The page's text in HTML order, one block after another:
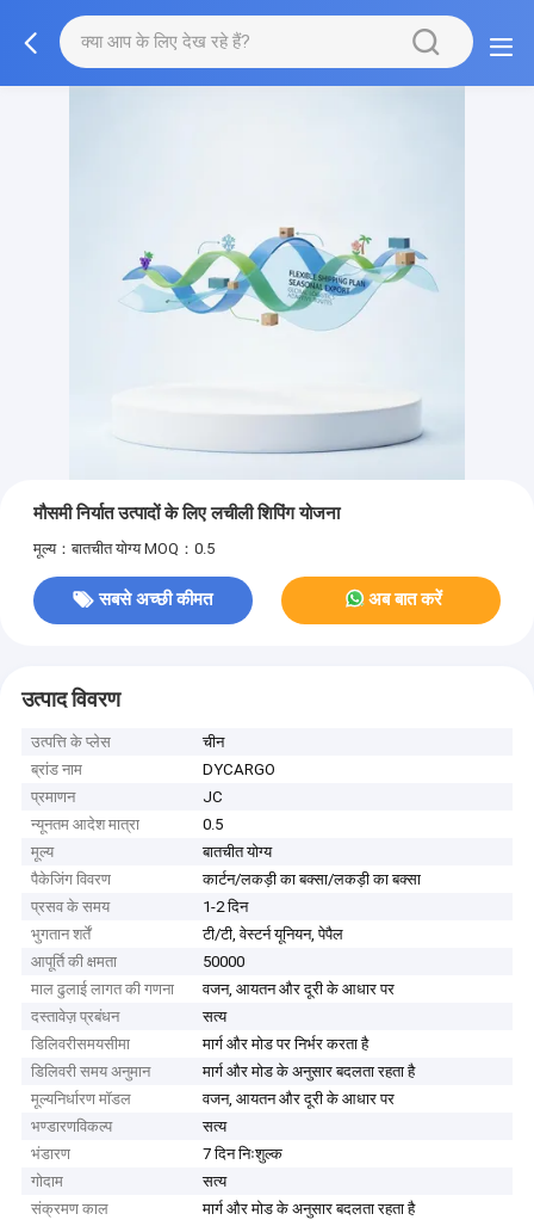
मौसमी निर्यात उत्पादों के लिए लचीली शिपिंग योजना
मूल्य：बातचीत योग्य MOQ：0.5
सबसे अच्छी कीमत अब बात करें
उत्पाद विवरण
उत्पत्ति के प्लेस
चीन
ब्रांड नाम
DYCARGO
प्रमाणन
JC
न्यूनतम आदेश मात्रा
0.5
मूल्य
बातचीत योग्य
पैकेजिंग विवरण
कार्टन/लकड़ी का बक्सा/लकड़ी का बक्सा
प्रसव के समय
1-2 दिन
भुगतान शर्तें
टी/टी, वेस्टर्न यूनियन, पेपैल
आपूर्ति की क्षमता
50000
माल ढुलाई लागत की गणना
वजन, आयतन और दूरी के आधार पर
दस्तावेज़ प्रबंधन
सत्य
डिलिवरीसमयसीमा
मार्ग और मोड पर निर्भर करता है
डिलिवरी समय अनुमान
मार्ग और मोड के अनुसार बदलता रहता है
मूल्यनिर्धारण मॉडल
वजन, आयतन और दूरी के आधार पर
भण्डारणविकल्प
सत्य
भंडारण
7 दिन निःशुल्क
गोदाम
सत्य
संक्रमण काल
मार्ग और मोड के अनुसार बदलता रहता है